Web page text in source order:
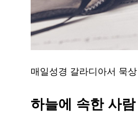
매일성경 갈라디아서 묵
하늘에 속한 사